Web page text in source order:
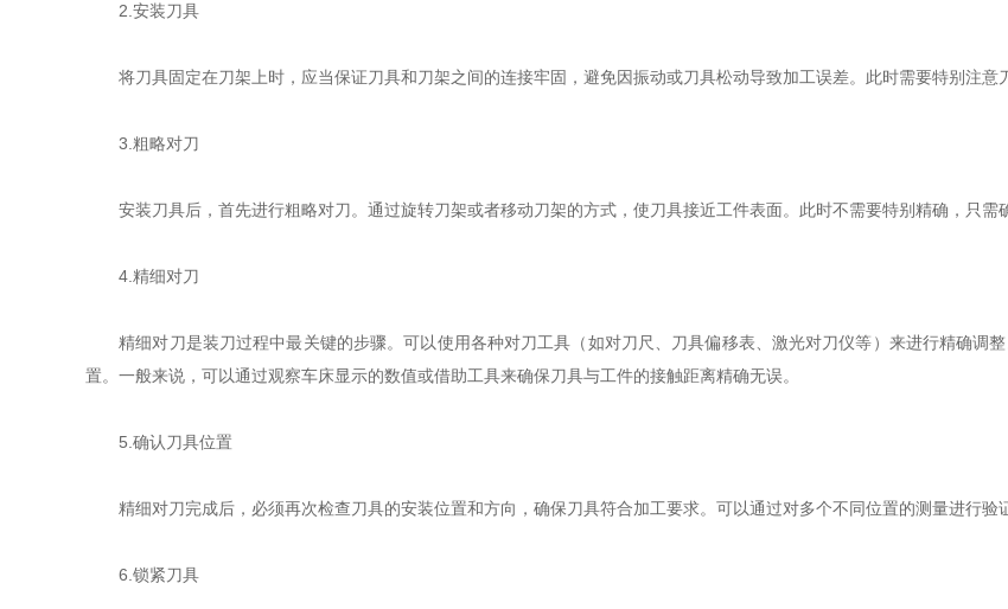
2.安装刀具
将刀具固定在刀架上时，应当保证刀具和刀架之间的连接牢固，避免因振动或刀具松动导致加工误差。此时需要特别注意
3.粗略对刀
安装刀具后，首先进行粗略对刀。通过旋转刀架或者移动刀架的方式，使刀具接近工件表面。此时不需要特别精确，只需
4.精细对刀
精细对刀是装刀过程中最关键的步骤。可以使用各种对刀工具（如对刀尺、刀具偏移表、激光对刀仪等）来进行精确调
置。一般来说，可以通过观察车床显示的数值或借助工具来确保刀具与工件的接触距离精确无误。
5.确认刀具位置
精细对刀完成后，必须再次检查刀具的安装位置和方向，确保刀具符合加工要求。可以通过对多个不同位置的测量进行验
6.锁紧刀具